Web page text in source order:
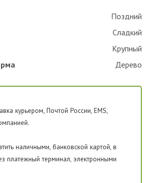
Поздний
Сладкий
Крупный
Дерево
курьером, Почтой России, EMS,
наличными, банковской картой, в
платежный терминал, электронными